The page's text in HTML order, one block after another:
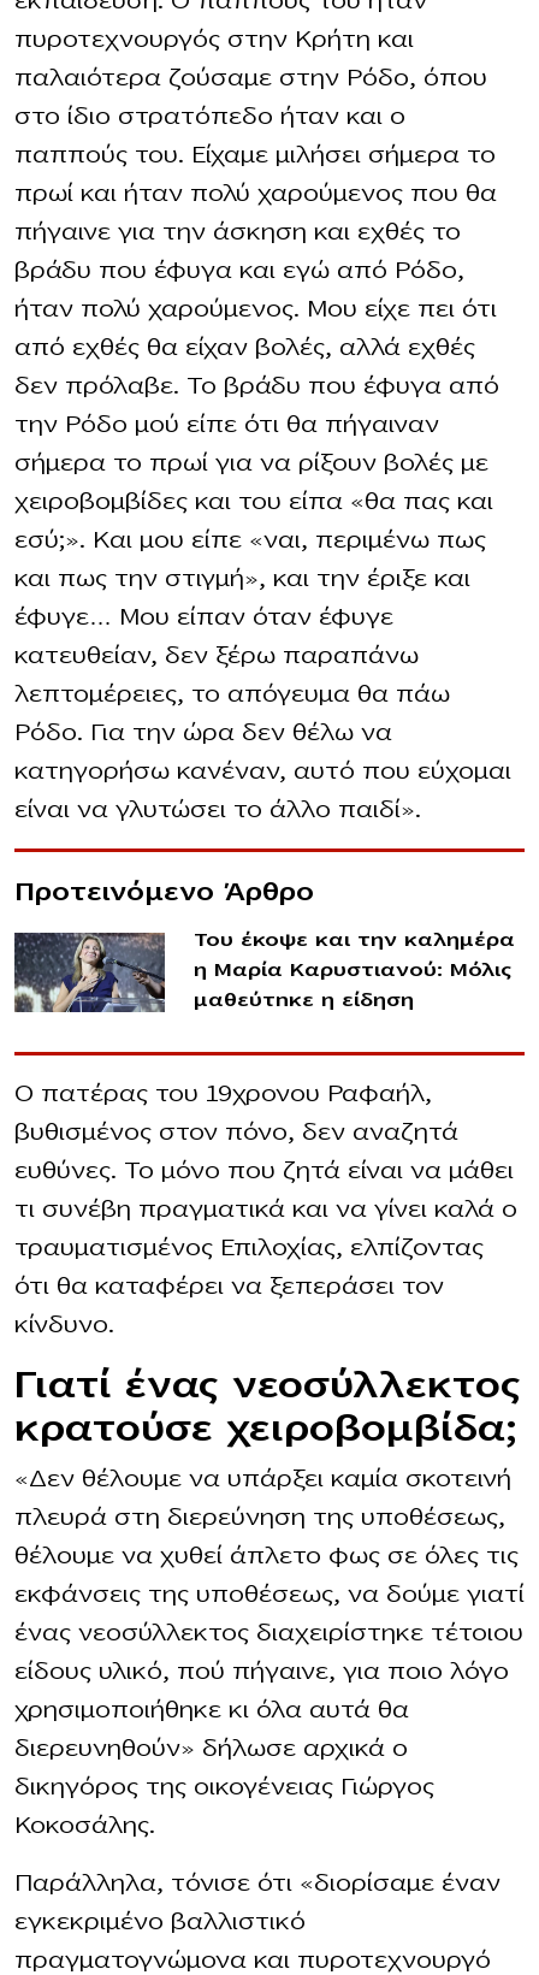
πυροτεχνουργός στην Κρήτη και
παλαιότερα ζούσαμε στην Ρόδο, όπου
στο ίδιο στρατόπεδο ήταν και ο
παππούς του. Είχαμε μιλήσει σήμερα το
πρωί και ήταν πολύ χαρούμενος που θα
πήγαινε για την άσκηση και εχθές το
βράδυ που έφυγα και εγώ από Ρόδο,
ήταν πολύ χαρούμενος. Μου είχε πει ότι
από εχθές θα είχαν βολές, αλλά εχθές
δεν πρόλαβε. Το βράδυ που έφυγα από
την Ρόδο μού είπε ότι θα πήγαιναν
σήμερα το πρωί για να ρίξουν βολές με
χειροβομβίδες και του είπα «θα πας και
εσύ;». Και μου είπε «ναι, περιμένω πως
και πως την στιγμή», και την έριξε και
έφυγε… Μου είπαν όταν έφυγε
κατευθείαν, δεν ξέρω παραπάνω
λεπτομέρειες, το απόγευμα θα πάω
Ρόδο. Για την ώρα δεν θέλω να
κατηγορήσω κανέναν, αυτό που εύχομαι
είναι να γλυτώσει το άλλο παιδί».
Προτεινόμενο Άρθρο
Του έκοψε και την καλημέρα
η Μαρία Καρυστιανού: Μόλις
μαθεύτnκε η είδηση
Ο πατέρας του 19χρονου Ραφαήλ,
βυθισμένος στον πόνο, δεν αναζητά
ευθύνες. Το μόνο που ζητά είναι να μάθει
τι συνέβη πραγματικά και να γίνει καλά ο
τραυματισμένος Επιλοχίας, ελπίζοντας
ότι θα καταφέρει να ξεπεράσει τον
κίνδυνο.
Γιατί ένας νεοσύλλεκτος
κρατούσε χειροβομβίδα;
«Δεν θέλουμε να υπάρξει καμία σκοτεινή
πλευρά στη διερεύνηση της υποθέσεως,
θέλουμε να χυθεί άπλετο φως σε όλες τις
εκφάνσεις της υποθέσεως, να δούμε γιατί
ένας νεοσύλλεκτος διαχειρίστηκε τέτοιου
είδους υλικό, πού πήγαινε, για ποιο λόγο
χρησιμοποιήθηκε κι όλα αυτά θα
διερευνηθούν» δήλωσε αρχικά ο
δικηγόρος της οικογένειας Γιώργος
Κοκοσάλης.
Παράλληλα, τόνισε ότι «διορίσαμε έναν
εγκεκριμένο βαλλιστικό
πραγματογνώμονα και πυροτεχνουργό